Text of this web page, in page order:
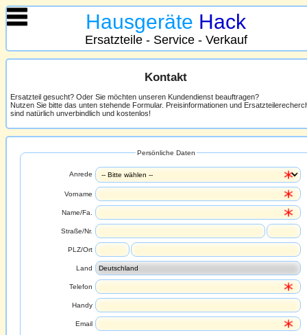
Hausgeräte Hack
Ersatzteile - Service - Verkauf
Kontakt
Ersatzteil gesucht? Oder Sie möchten unseren Kundendienst beauftragen?
Nutzen Sie bitte das unten stehende Formular. Preisinformationen und
sind natürlich unverbindlich und kostenlos!
Persönliche Daten
Anrede
Vorname
Name/Fa.
Straße/Nr.
PLZ/Ort
Land
Telefon
Handy
Email